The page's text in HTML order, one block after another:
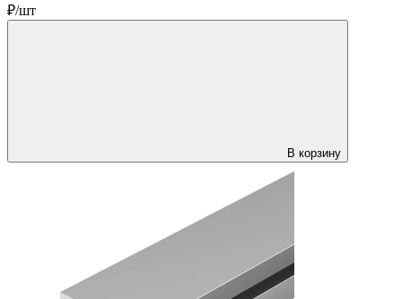
₽/шт
В корзину